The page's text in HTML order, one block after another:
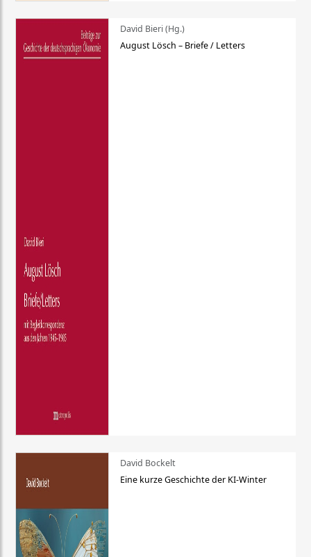
David Bieri (Hg.)
August Lösch – Briefe / Letters
David Bockelt
Eine kurze Geschichte der KI-Winter